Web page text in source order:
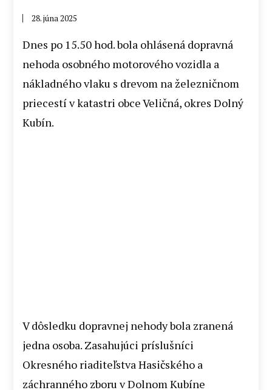
28. júna 2025
Dnes po 15.50 hod. bola ohlásená dopravná
nehoda osobného motorového vozidla a
nákladného vlaku s drevom na železničnom
priecestí v katastri obce Veličná, okres Dolný
Kubín.
V dôsledku dopravnej nehody bola zranená
jedna osoba. Zasahujúci príslušníci
Okresného riaditeľstva Hasičského a
záchranného zboru v Dolnom Kubíne